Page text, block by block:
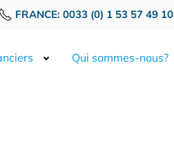
FRANCE: 0033 (0) 1 53 57 49 10
Qui sommes-nous?